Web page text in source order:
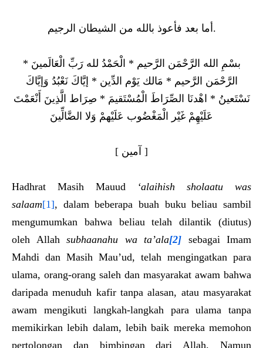
أما بعد فأعوذ بالله من الشيطان الرجيم.
بسْمِ الله الرَّحْمَن الرَّحيم * الْحَمْدُ لله رَبِّ الْعَالَمينَ *
الرَّحْمَن الرَّحيم * مَالك يَوْم الدِّين * إيَّاكَ نَعْبُدُ وَإيَّاكَ
نَسْتَعينُ * اهْدنَا الصِّرَاطَ الْمُسْتَقيمَ * صِرَاط الَّذِينَ أَنْعَمْتَ
عَلَيْهِمْ غَيْر الْمَغْضُوب عَلَيْهمْ وَلا الضَّالِّينَ
[ آمين ]
Hadhrat Masih Mauud ‘alaihish sholaatu was
salaam[1], dalam beberapa buah buku beliau sambil
mengumumkan bahwa beliau telah dilantik (diutus)
oleh Allah subhaanahu wa ta’ala[2] sebagai Imam
Mahdi dan Masih Mau’ud, telah mengingatkan para
ulama, orang-orang saleh dan masyarakat awam bahwa
daripada menuduh kafir tanpa alasan, atau masyarakat
awam mengikuti langkah-langkah para ulama tanpa
memikirkan lebih dalam, lebih baik mereka memohon
pertolongan dan bimbingan dari Allah. Namun